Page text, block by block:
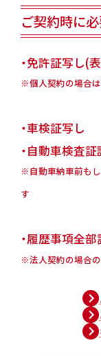
ご契約時に
・免許証写し(
※個人契約の場合
・車検証写し
・自動車検査
※自動車納車前も
す
・履歴事項全
※法人契約の場合